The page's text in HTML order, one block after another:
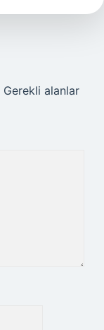
Gerekli alanlar